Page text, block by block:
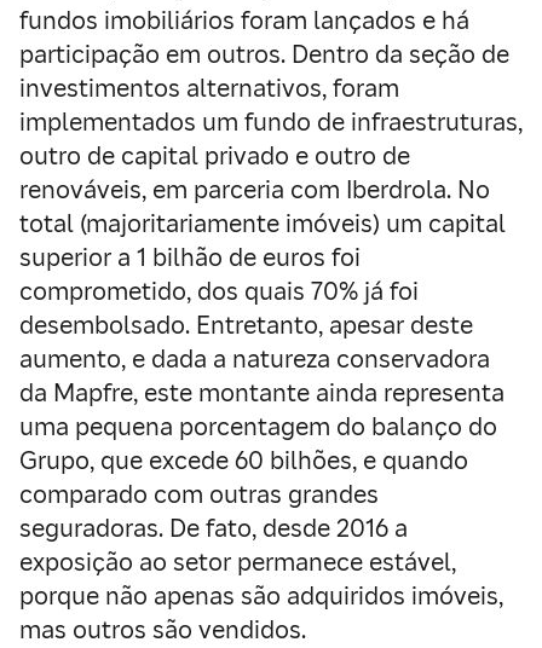
fundos imobiliários foram lançados e há
participação em outros. Dentro da seção de
investimentos alternativos, foram
implementados um fundo de infraestruturas,
outro de capital privado e outro de
renováveis, em parceria com Iberdrola. No
total (majoritariamente imóveis) um capital
superior a 1 bilhão de euros foi
comprometido, dos quais 70% já foi
desembolsado. Entretanto, apesar deste
aumento, e dada a natureza conservadora
da Mapfre, este montante ainda representa
uma pequena porcentagem do balanço do
Grupo, que excede 60 bilhões, e quando
comparado com outras grandes
seguradoras. De fato, desde 2016 a
exposição ao setor permanece estável,
porque não apenas são adquiridos imóveis,
mas outros são vendidos.